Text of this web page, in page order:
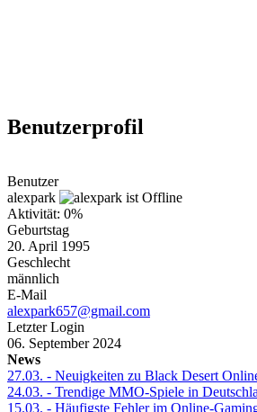
Benutzerprofil
Benutzer
alexpark
Aktivität: 0%
Geburtstag
20. April 1995
Geschlecht
männlich
E-Mail
alexpark657@gmail.com
Letzter Login
06. September 2024
News
27.03. - Neuigkeiten zu Black Desert
24.03. - Trendige MMO-Spiele in
15.03. - Häufigste Fehler im Online-